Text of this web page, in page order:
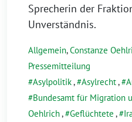
Sprecherin der
Unverständnis.
Allgemein,Constanze
Pressemitteilung
Asylpolitik, Asylrecht,
Bundesamt für Migration
Oehlrich, Geflüchtete ,